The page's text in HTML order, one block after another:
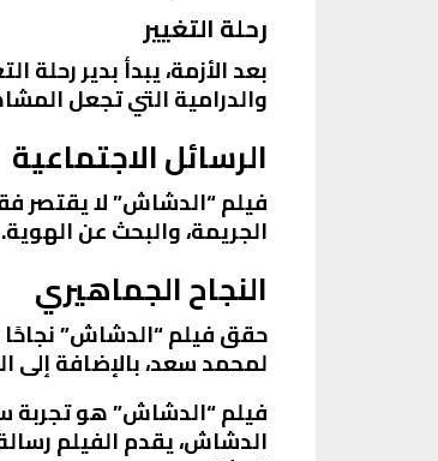
رحلة التغيير
بعد الأزمة، يبدأ بدير
والدرامية التي تجعل
الرسائل الاجتماعية
فيلم “الدشاش” لا يقتصر
الجريمة، والبحث عن
النجاح الجماهيري
حقق فيلم “الدشاش” نجاحًا
لمحمد سعد، بالإضافة إلى
فيلم “الدشاش” هو تجربة
الدشاش، يقدم الفيلم